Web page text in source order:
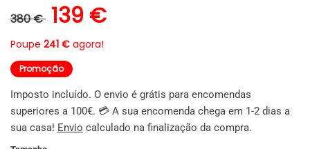
Preço normal
380 € Preço de saldo
139 €
Poupe 241 € agora!
Promoção
Imposto incluído. O envio é grátis para encomendas
superiores a 100€. 💳 A sua encomenda chega em 1-2 dias a
sua casa! Envio calculado na finalização da compra.